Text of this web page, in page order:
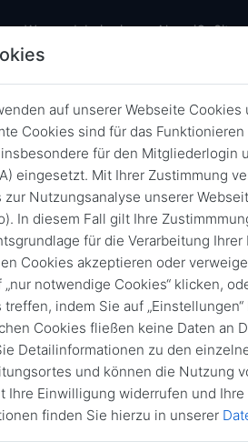
Warum dabei sein AlumniOnSite
News
Zurück
news News
17. Sept. 2025 | news
Jubiläumstreffen
auf unserer Webseite
Cookies sind für das
für den Mitgliederlogin
eingesetzt. Mit Ihrer Zustimmung
zur Nutzungsanalyse unserer
In diesem Fall gilt Ihre
für die Verarbeitung
Cookies akzeptieren oder
„nur notwendige Cookies“ klicken,
treffen, indem Sie auf
Cookies fließen keine Daten an
Detailinformationen zu den
und können die Nutzung
Ihre Einwilligung widerrufen und
finden Sie hierzu in unserer